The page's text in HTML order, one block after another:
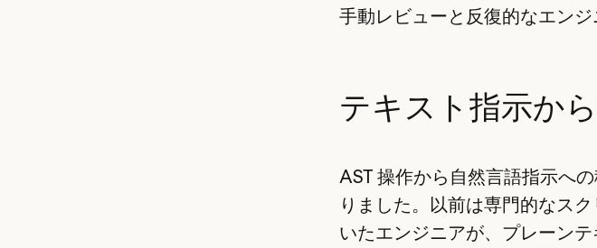
手動レビューと反復的なエンジ
テキスト指示か
AST 操作から自然言語指示へ
りました。以前は専門的なス
いたエンジニアが、プレーン